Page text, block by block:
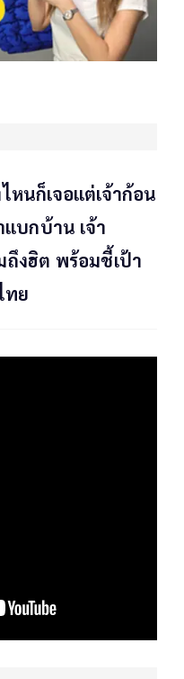
หนก็เจอแต่เจ้าก้อน
แบกบ้าน เจ้า
ถึงฮิต พร้อมชี้เป้า
ทย